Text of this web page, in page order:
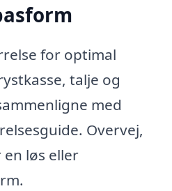
for optimal
talje og
med
Overvej,
løs eller